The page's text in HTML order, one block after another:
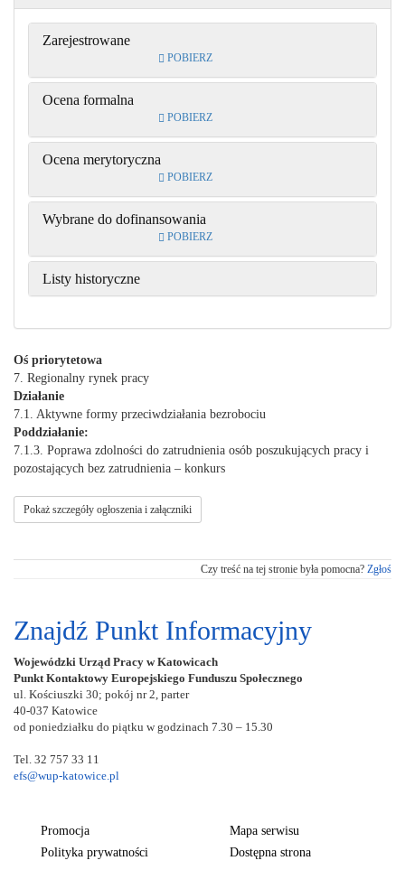
Zarejestrowane
POBIERZ
Ocena formalna
POBIERZ
Ocena merytoryczna
POBIERZ
Wybrane do dofinansowania
POBIERZ
Listy historyczne
Oś priorytetowa
7. Regionalny rynek pracy
Działanie
7.1. Aktywne formy przeciwdziałania bezrobociu
Poddziałanie:
7.1.3. Poprawa zdolności do zatrudnienia osób poszukujących pracy i
pozostających bez zatrudnienia – konkurs
Pokaż szczegóły ogłoszenia i załączniki
Czy treść na tej stronie była pomocna? Zgłoś
Znajdź Punkt Informacyjny
Wojewódzki Urząd Pracy w Katowicach
Punkt Kontaktowy Europejskiego Funduszu Społecznego
ul. Kościuszki 30; pokój nr 2, parter
40-037 Katowice
od poniedziałku do piątku w godzinach 7.30 – 15.30
Tel. 32 757 33 11
efs@wup-katowice.pl
Promocja
Mapa serwisu
Polityka prywatności
Dostępna strona